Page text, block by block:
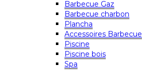
Barbecue Gaz
Barbecue charbon
Plancha
Accessoires Barbecue
Piscine
Piscine bois
Spa